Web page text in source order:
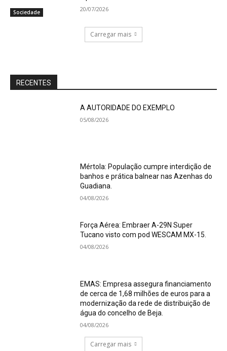
Sociedade 20/07/2026
Carregar mais
RECENTES
A AUTORIDADE DO EXEMPLO
05/08/2026
Mértola: População cumpre interdição de
banhos e prática balnear nas Azenhas do
Guadiana.
04/08/2026
Força Aérea: Embraer A-29N Super
Tucano visto com pod WESCAM MX-15.
04/08/2026
EMAS: Empresa assegura financiamento
de cerca de 1,68 milhões de euros para a
modernização da rede de distribuição de
água do concelho de Beja.
04/08/2026
Carregar mais